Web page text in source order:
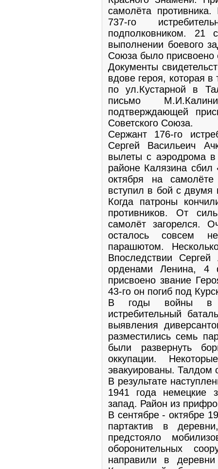
самолёта
737-го
подполковником. 21
выполнении боевого
Союза было присвоено
Документы
вдове героя, которая
по ул.Кустарной в
письмо
подтверждающей
Советского Союза.
Сержант 176-го
Сергей Васильеич
вылеты с аэродрома
районе Калязина
октября на
вступил в бой с
Когда патроны
противников. От
самолёт загорелся.
осталось совсем
парашютом.
Впоследствии
орденами Ленина, 4
присвоено звание
43-го он погиб под
В годы войны в
истребительный
выявления
разместились семь
были развернуть
оккупации.
эвакуированы. Талдом
В результате
1941 года немецкие
запад. Район из
В сентябре - октябре
партактив в
предстояло
оборонительных
направили в